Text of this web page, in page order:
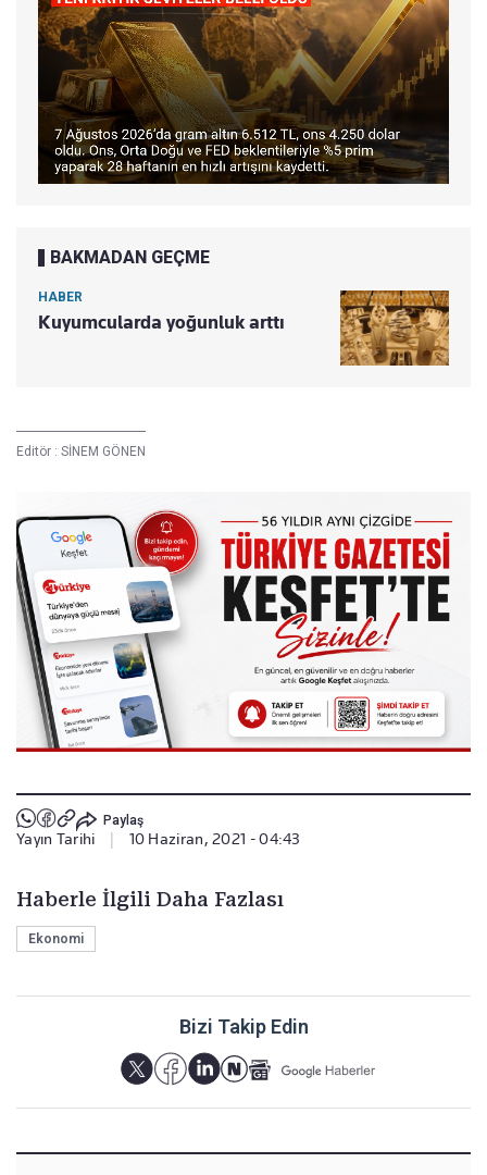
BAKMADAN GEÇME
HABER
Kuyumcularda yoğunluk arttı
Editör : SİNEM GÖNEN
Paylaş
Yayın Tarihi 10 Haziran, 2021 - 04:43
Haberle İlgili Daha Fazlası
Ekonomi
Bizi Takip Edin